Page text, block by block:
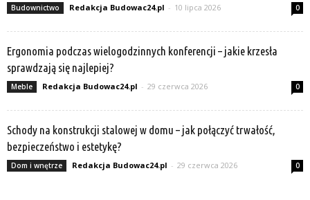
Budownictwo Redakcja Budowac24.pl - 10 lipca 2026 0
Ergonomia podczas wielogodzinnych konferencji – jakie krzesła
sprawdzają się najlepiej?
Meble Redakcja Budowac24.pl - 29 czerwca 2026 0
Schody na konstrukcji stalowej w domu – jak połączyć trwałość,
bezpieczeństwo i estetykę?
Dom i wnętrze Redakcja Budowac24.pl - 29 czerwca 2026 0